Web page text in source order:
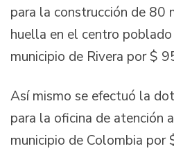
para la construcción de 80
huella en el centro
municipio de Rivera por $
Así mismo se efectuó la
para la oficina de atención
municipio de Colombia